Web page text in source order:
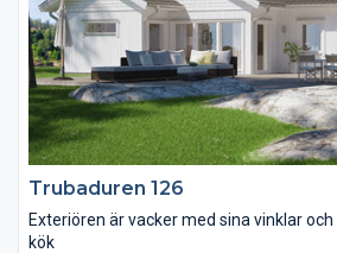
Trubaduren 126
Exteriören är vacker med sina vinklar
kök